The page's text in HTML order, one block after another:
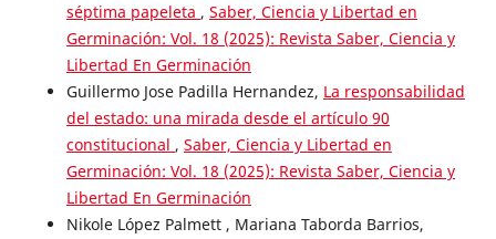
séptima papeleta , Saber, Ciencia y Libertad en
Germinación: Vol. 18 (2025): Revista Saber, Ciencia y
Libertad En Germinación
Guillermo Jose Padilla Hernandez, La responsabilidad
del estado: una mirada desde el artículo 90
constitucional , Saber, Ciencia y Libertad en
Germinación: Vol. 18 (2025): Revista Saber, Ciencia y
Libertad En Germinación
Nikole López Palmett , Mariana Taborda Barrios,